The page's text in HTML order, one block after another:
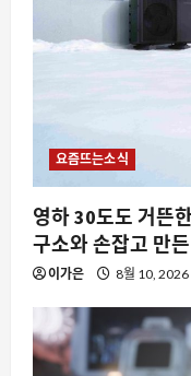
요즘뜨는소식
영하 30도도 거뜬
구소와 손잡고 만
이가은 8월 10, 2026